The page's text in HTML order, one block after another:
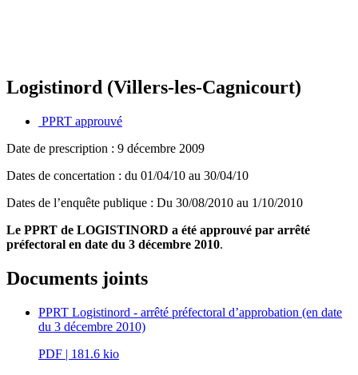
Logistinord (Villers-les-Cagnicourt)
PPRT approuvé
Date de prescription : 9 décembre 2009
Dates de concertation : du 01/04/10 au 30/04/10
Dates de l‌’enquête publique : Du 30/08/2010 au 1/10/2010
Le PPRT de LOGISTINORD a été approuvé par arrêté
préfectoral en date du 3 décembre 2010.
Documents joints
PPRT Logistinord - arrêté préfectoral d’approbation (en date
du 3 décembre 2010)
PDF | 181.6 kio